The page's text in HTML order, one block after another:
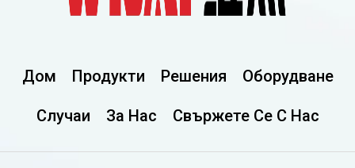
Дом Продукти Решения Оборудване
Случаи За Нас Свържете Се С Нас